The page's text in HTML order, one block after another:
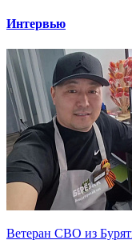
Интервью
Ветеран СВО из